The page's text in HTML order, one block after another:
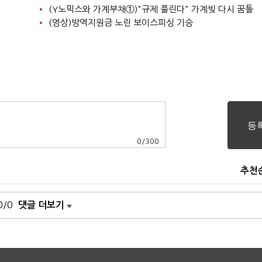
(Y노믹스와 가계부채①)"규제 풀린다" 가계빚 다시 꿈틀
(영상)방역지원금 노린 보이스피싱 기승
0 /300
추천
0 댓글 더보기